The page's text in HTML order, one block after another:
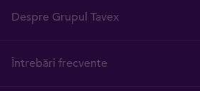
Despre Grupul Tavex
Întrebări frecvente